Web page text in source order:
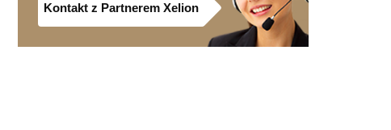
Kontakt z Partnerem Xelion